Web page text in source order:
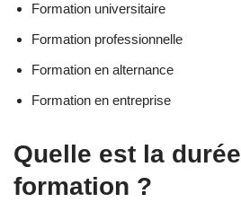
Formation universitaire
Formation professionnelle
Formation en alternance
Formation en entreprise
Quelle est la
formation ?